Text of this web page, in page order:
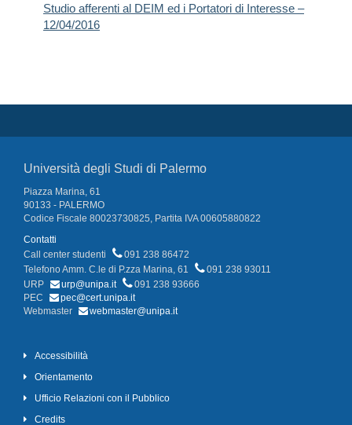
Studio afferenti al DEIM ed i Portatori di Interesse –
12/04/2016
Università degli Studi di Palermo
Piazza Marina, 61
90133 - PALERMO
Codice Fiscale 80023730825, Partita IVA 00605880822
Contatti
Call center studenti
091 238 86472
Telefono Amm. C.le di P.zza Marina, 61
091 238 93011
URP
urp@unipa.it
091 238 93666
PEC
pec@cert.unipa.it
Webmaster
webmaster@unipa.it
Accessibilità
Orientamento
Ufficio Relazioni con il Pubblico
Credits